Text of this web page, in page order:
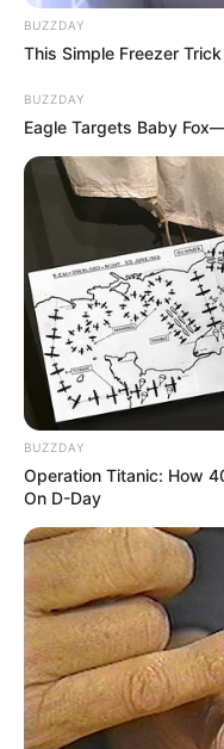
BUZZDAY
This Simple Freezer
BUZZDAY
Eagle Targets Baby
BUZZDAY
Operation Titanic: How
On D-Day